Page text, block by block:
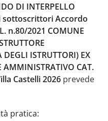
DI INTERPELLO
sottoscrittori Accordo
n.80/2021 COMUNE
ISTRUTTORI) EX
AMMINISTRATIVO CAT.
Castelli 2026 prevede
pratica: